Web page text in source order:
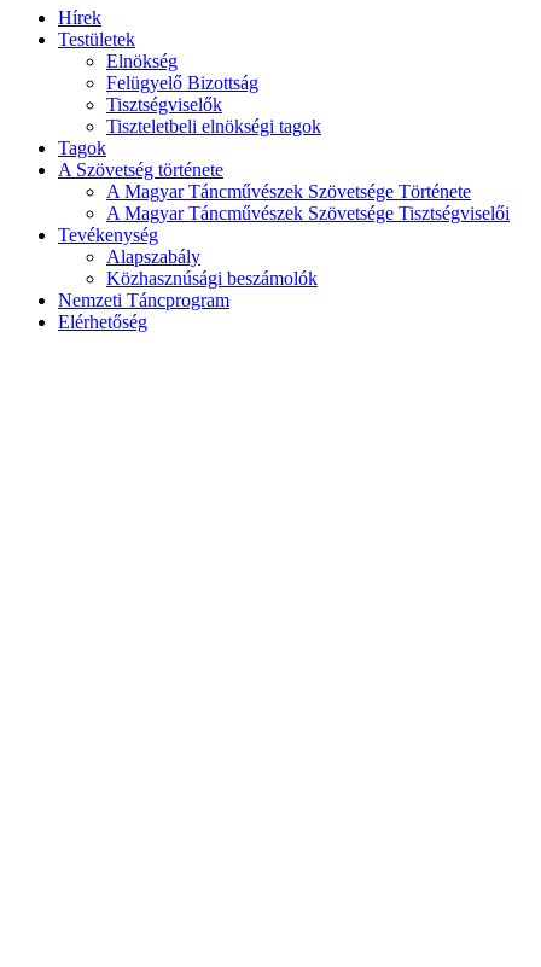
Hírek
Testületek
Elnökség
Felügyelő Bizottság
Tisztségviselők
Tiszteletbeli elnökségi tagok
Tagok
A Szövetség története
A Magyar Táncművészek Szövetsége Története
A Magyar Táncművészek Szövetsége Tisztségviselői
Tevékenység
Alapszabály
Közhasznúsági beszámolók
Nemzeti Táncprogram
Elérhetőség